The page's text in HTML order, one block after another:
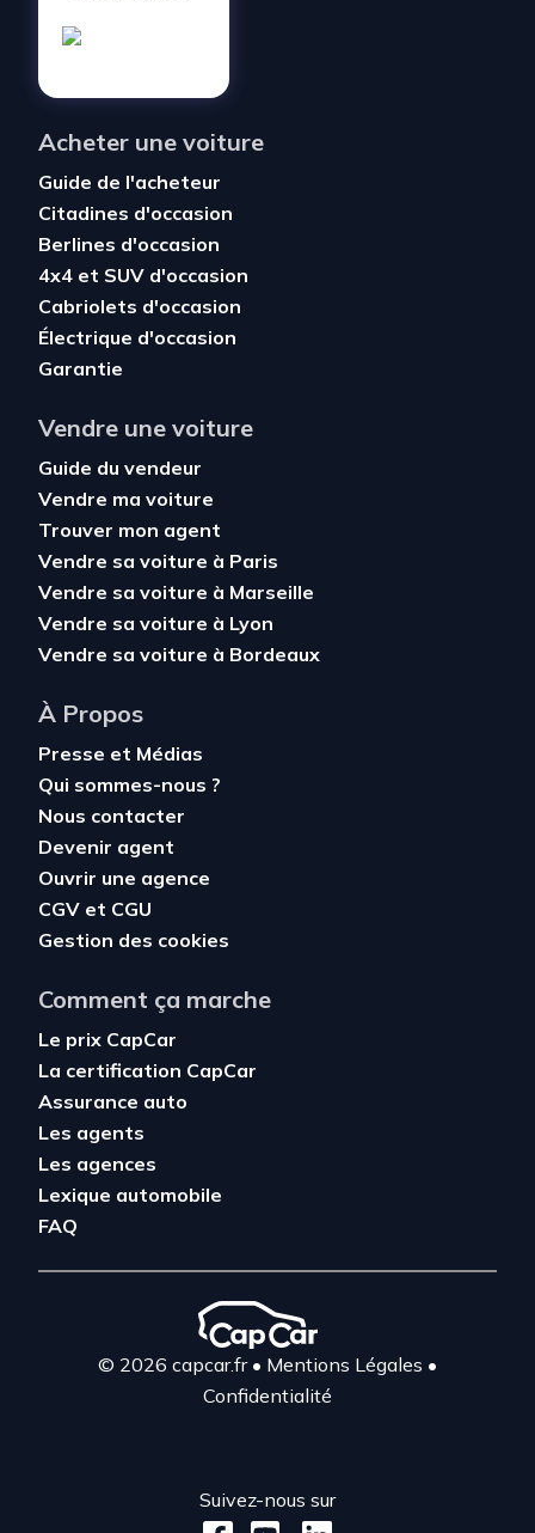
Acheter une voiture
Guide de l'acheteur
Citadines d'occasion
Berlines d'occasion
4x4 et SUV d'occasion
Cabriolets d'occasion
Électrique d'occasion
Garantie
Vendre une voiture
Guide du vendeur
Vendre ma voiture
Trouver mon agent
Vendre sa voiture à Paris
Vendre sa voiture à Marseille
Vendre sa voiture à Lyon
Vendre sa voiture à Bordeaux
À Propos
Presse et Médias
Qui sommes-nous ?
Nous contacter
Devenir agent
Ouvrir une agence
CGV et CGU
Gestion des cookies
Comment ça marche
Le prix CapCar
La certification CapCar
Assurance auto
Les agents
Les agences
Lexique automobile
FAQ
© 2026 capcar.fr• Mentions Légales •
Confidentialité
Suivez-nous sur